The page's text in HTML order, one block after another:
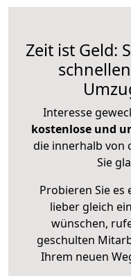
Zeit ist Geld:
Interesse
kostenlose und
die innerhalb von
Sie
Probieren Sie es
lieber gleich
wünschen,
geschulten
Ihrem neuen